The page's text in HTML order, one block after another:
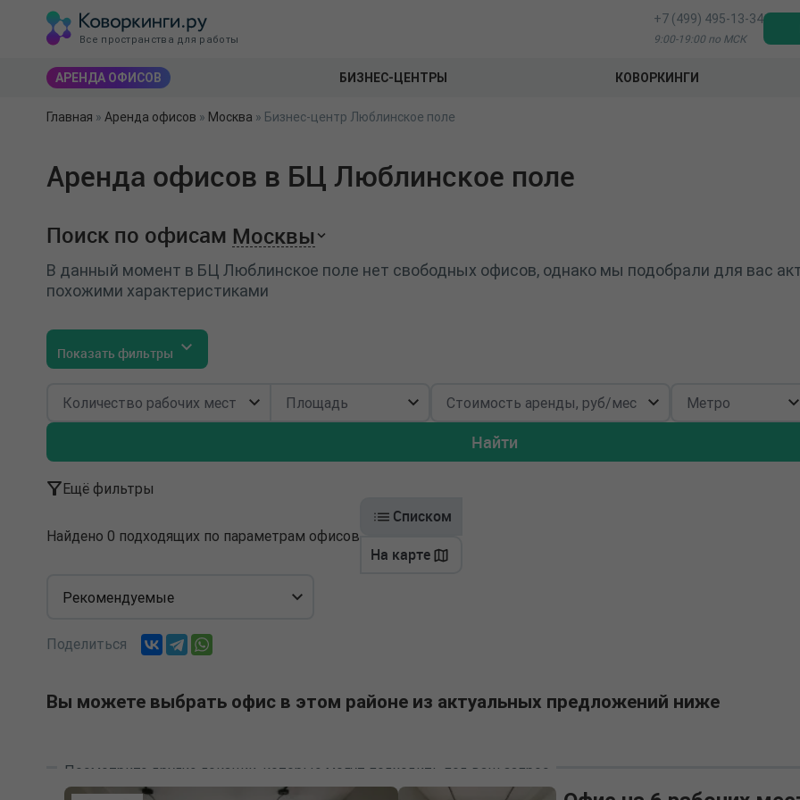
Все пространства для работы
+7 (499) 495-13-34
9:00-19:00 по МСК
АРЕНДА ОФИСОВ БИЗНЕС-ЦЕНТРЫ КОВОРКИНГИ
Главная » Аренда офисов » Москва » Бизнес-центр Люблинское поле
Аренда офисов в БЦ Люблинское поле
Поиск по офисам Москвы
В данный момент в БЦ Люблинское поле нет свободных офисов, однако мы подобрали для вас
похожими характеристиками
Показать фильтры
Найти
Ещё фильтры
Найдено 0 подходящих по параметрам офисов
Списком
На карте
Рекомендуемые
Поделиться
Вы можете выбрать офис в этом районе из актуальных предложений ниже
Посмотрите другие локации, которые могут подходить под ваш запрос